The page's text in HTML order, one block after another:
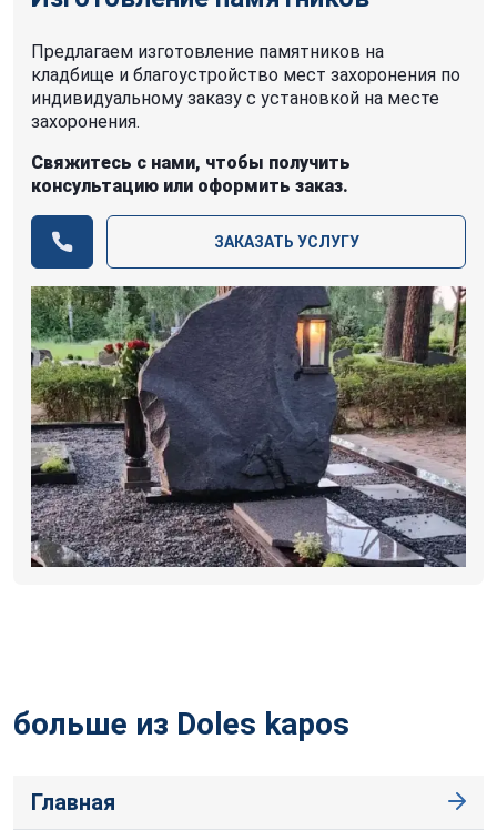
Предлагаем изготовление памятников на
кладбище и благоустройство мест захоронения по
индивидуальному заказу с установкой на месте
захоронения.
Свяжитесь с нами, чтобы получить
консультацию или оформить заказ.
ЗАКАЗАТЬ УСЛУГУ
больше из Doles kapos
Главная